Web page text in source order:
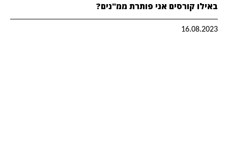
באילו קורסים אני פותרת ממ"נים?
16.08.2023